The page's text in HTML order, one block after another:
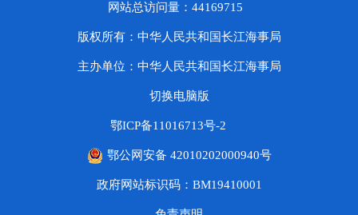
网站总访问量：44169715
版权所有：中华人民共和国长江海事局
主办单位：中华人民共和国长江海事局
切换电脑版
鄂ICP备11016713号-2
鄂公网安备 42010202000940号
政府网站标识码：BM19410001